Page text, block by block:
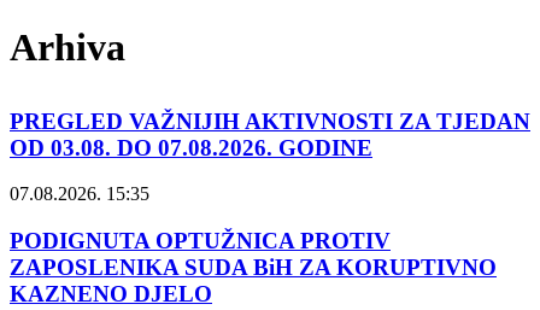
Arhiva
PREGLED VAŽNIJIH AKTIVNOSTI ZA TJEDAN
OD 03.08. DO 07.08.2026. GODINE
07.08.2026. 15:35
PODIGNUTA OPTUŽNICA PROTIV
ZAPOSLENIKA SUDA BiH ZA KORUPTIVNO
KAZNENO DJELO